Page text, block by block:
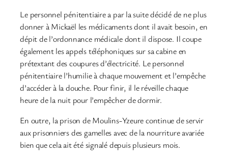
Le personnel pénitentiaire a par la suite décidé de ne plus
donner à Mickaël les médicaments dont il avait besoin, en
dépit de l’ordonnance médicale dont il dispose. Il coupe
également les appels téléphoniques sur sa cabine en
prétextant des coupures d’électricité. Le personnel
pénitentiaire l’humilie à chaque mouvement et l’empêche
d’accéder à la douche. Pour finir, il le réveille chaque
heure de la nuit pour l’empêcher de dormir.
En outre, la prison de Moulins-Yzeure continue de servir
aux prisonniers des gamelles avec de la nourriture avariée
bien que cela ait été signalé depuis plusieurs mois.